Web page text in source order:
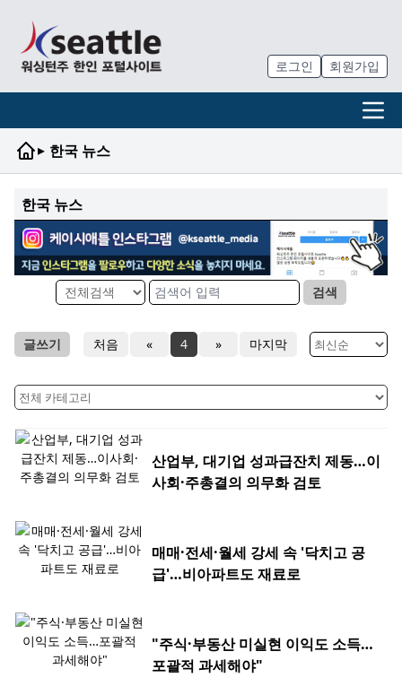
로그인 회원가입
▸ 한국 뉴스
한국 뉴스
검색
글쓰기 처음 « 4 » 마지막
산업부, 대기업 성과급잔치 제동…이
사회·주총결의 의무화 검토
매매·전세·월세 강세 속 '닥치고 공
급'…비아파트도 재료로
"주식·부동산 미실현 이익도 소득…
포괄적 과세해야"